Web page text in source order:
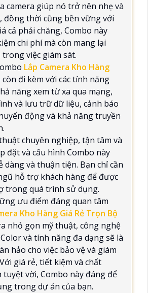
camera giúp nó trở nên nhẹ và
đồng thời cũng bền vững với
cả phải chăng, Combo này
chi phí mà còn mang lại
việc giám sát.
Lắp Camera Kho Hàng
còn đi kèm với các tính năng
năng xem từ xa qua mạng,
và lưu trữ dữ liệu, cảnh báo
động và khả năng truyền
chuyên nghiệp, tận tâm và
đặt và cấu hình Combo này
dàng và thuận tiện. Bạn chỉ cần
hỗ trợ khách hàng để được
trong quá trình sử dụng.
ưu điểm đáng quan tâm
Kho Hàng Giá Rẻ Trọn Bộ
nhỏ gọn mỹ thuật, công nghệ
và tính năng đa dạng sẽ là
hảo cho việc bảo vệ và giám
giá rẻ, tiết kiệm và chất
vời, Combo này đáng để
trong dự án của bạn.